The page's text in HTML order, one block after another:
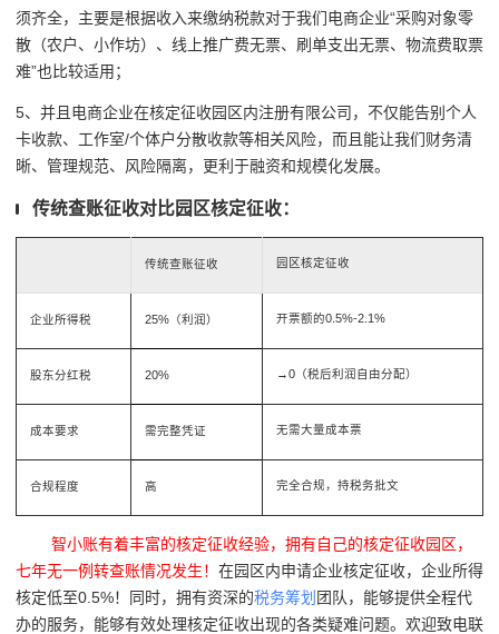
须齐全，主要是根据收入来缴纳税款对于我们电商企业“采购对象零
散（农户、小作坊）、线上推广费无票、刷单支出无票、物流费取票
难”也比较适用；
5、并且电商企业在核定征收园区内注册有限公司，不仅能告别个人
卡收款、工作室/个体户分散收款等相关风险，而且能让我们财务清
晰、管理规范、风险隔离，更利于融资和规模化发展。
传统查账征收对比园区核定征收：
传统查账征收 园区核定征收
企业所得税 25%（利润） 开票额的0.5%-2.1%
股东分红税 20% →0（税后利润自由分配）
成本要求 需完整凭证 无需大量成本票
合规程度 高 完全合规，持税务批文
智小账有着丰富的核定征收经验，拥有自己的核定征收园区，
七年无一例转查账情况发生！ 在园区内申请企业核定征收，企业所得
核定低至0.5%！同时，拥有资深的税务筹划团队，能够提供全程代
办的服务，能够有效处理核定征收出现的各类疑难问题。欢迎致电联